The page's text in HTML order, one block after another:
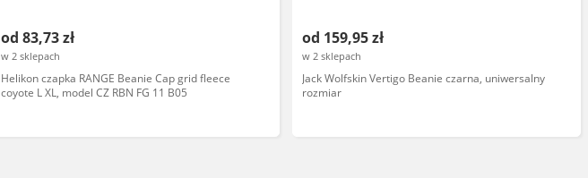
od 83,73 zł
w 2 sklepach
Helikon czapka RANGE Beanie Cap grid fleece
coyote L XL, model CZ RBN FG 11 B05
od 159,95 zł
w 2 sklepach
Jack Wolfskin Vertigo Beanie czarna, uniwersalny
rozmiar